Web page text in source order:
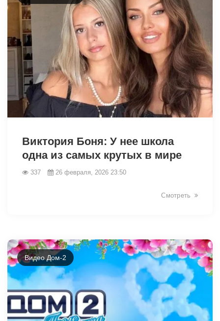
Виктория Боня: У нее школа
одна из самых крутых в мире
337 26 февраля, 2026 23:50
Смотреть
Видео Дом-2